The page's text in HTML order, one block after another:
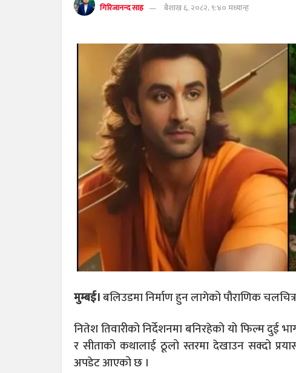
गिरिजानन्द साह बैशाख ६, २०८२, ९:४० मध्यान्ह
मुम्बई।बलिउडमा निर्माण हुन लागेको पौराणिक
नितेश तिवारीको निर्देशनमा बनिरहेको यो फिल्म दुई
र सीताको कथालाई ठूलो स्तरमा देखाउन सक्दो
अपडेट आएको छ ।